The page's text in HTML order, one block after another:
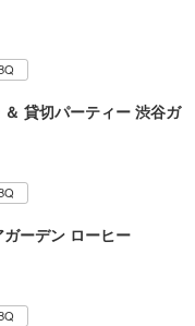
貸切パーティー 渋谷ガ
ーデン ローヒー